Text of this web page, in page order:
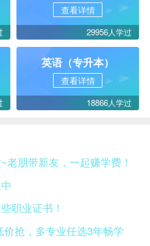
查看详情
29956人学过
英语（专升本）
查看详情
18866人学过
老朋带新友，一起赚学费！
职业证书！
抢，多专业任选3年畅学